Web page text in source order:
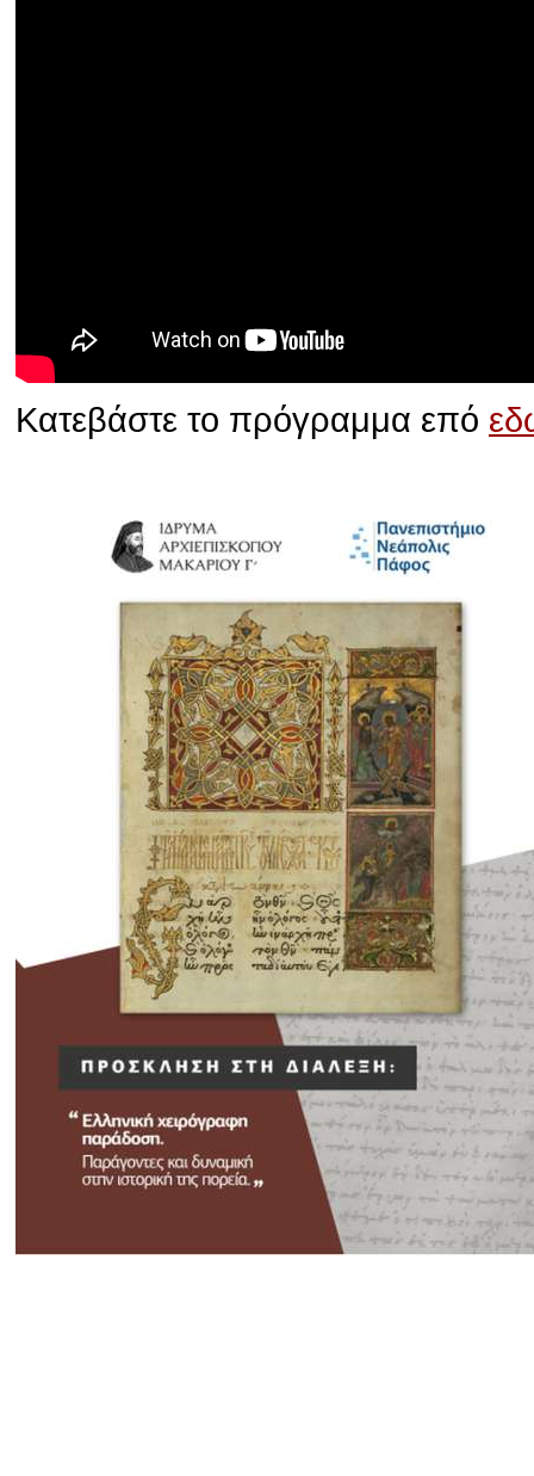
Κατεβάστε το πρόγραμμα επό